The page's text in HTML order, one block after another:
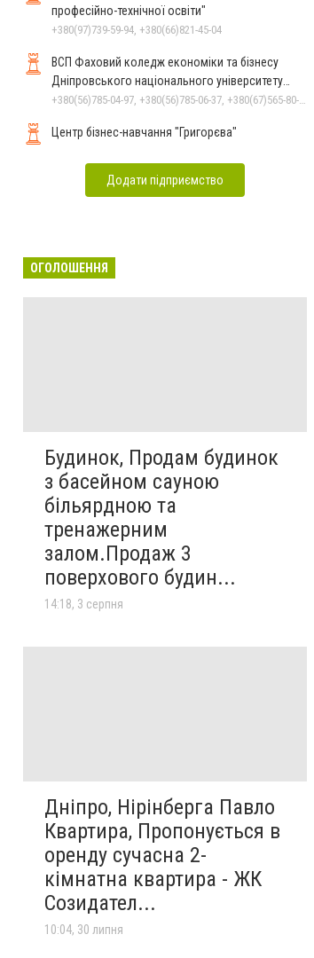
професійно-технічної освіти"
+380(97)739-59-94, +380(66)821-45-04
ВСП Фаховий коледж економіки та бізнесу
Дніпровського національного університету
імені Олеся Гончара
Центр бізнес-навчання "Григорєва"
Додати підприємство
ОГОЛОШЕННЯ
Будинок, Продам будинок
з басейном сауною
більярдною та
тренажерним
залом.Продаж 3
поверхового будин...
14:18, 3 серпня
Дніпро, Нірінберга Павло
Квартира, Пропонується в
оренду сучасна 2-
кімнатна квартира - ЖК
Созидател...
10:04, 30 липня